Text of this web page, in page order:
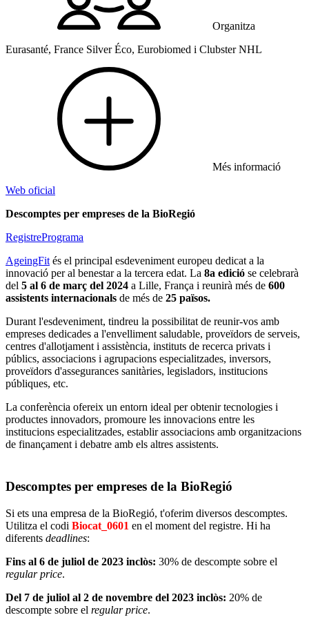
Organitza
Eurasanté, France Silver Éco, Eurobiomed i Clubster NHL
Més informació
Web oficial
Descomptes per empreses de la BioRegió
RegistrePrograma
AgeingFités el principal esdeveniment europeu dedicat a la
innovació per al benestar a la tercera edat. La 8a edició se celebrarà
del 5 al 6 de març del 2024 a Lille, França i reunirà més de 600
assistents internacionals de més de 25 països.
Durant l'esdeveniment, tindreu la possibilitat de reunir-vos amb
empreses dedicades a l'envelliment saludable, proveïdors de serveis,
centres d'allotjament i assistència, instituts de recerca privats i
públics, associacions i agrupacions especialitzades, inversors,
proveïdors d'assegurances sanitàries, legisladors, institucions
públiques, etc.
La conferència ofereix un entorn ideal per obtenir tecnologies i
productes innovadors, promoure les innovacions entre les
institucions especialitzades, establir associacions amb organitzacions
de finançament i debatre amb els altres assistents.
Descomptes per empreses de la BioRegió
Si ets una empresa de la BioRegió, t'oferim diversos descomptes.
Utilitza el codi Biocat_0601 en el moment del registre. Hi ha
diferents deadlines:
Fins al 6 de juliol de 2023 inclòs: 30% de descompte sobre el
regular price.
Del 7 de juliol al 2 de novembre del 2023 inclòs: 20% de
descompte sobre el regular price.